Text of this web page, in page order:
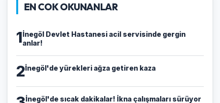
EN COK OKUNANLAR
1İnegöl Devlet Hastanesi acil servisinde gergin
anlar!
2İnegöl'de yürekleri ağza getiren kaza
İnegöl'de sıcak dakikalar! İkna çalışmaları sürüyor